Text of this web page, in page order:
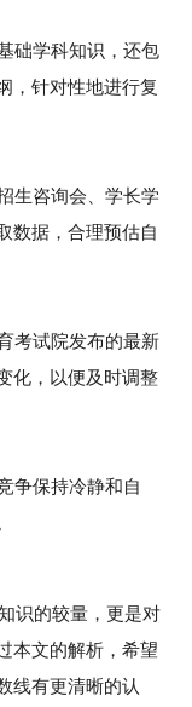
学科知识，还包
，针对性地进行复
咨询会、学长学
数据，合理预估自
试院发布的最新
化，以便及时调整
保持冷静和自
识的较量，更是对
本文的解析，希望
线有更清晰的认